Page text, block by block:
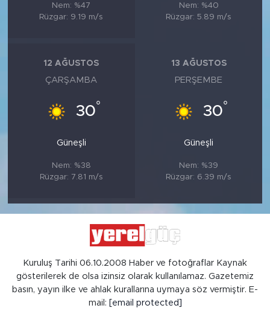
Nem: %47
Rüzgar: 9.19 m/s
Nem: %40
Rüzgar: 5.89 m/s
12 AĞUSTOS
ÇARŞAMBA
30°
Güneşli
Nem: %38
Rüzgar: 7.81 m/s
13 AĞUSTOS
PERŞEMBE
30°
Güneşli
Nem: %39
Rüzgar: 6.39 m/s
Kuruluş Tarihi 06.10.2008 Haber ve fotoğraflar Kaynak
gösterilerek de olsa izinsiz olarak kullanılamaz. Gazetemiz
basın, yayın ilke ve ahlak kurallarına uymaya söz vermiştir. E-
mail: [email protected]